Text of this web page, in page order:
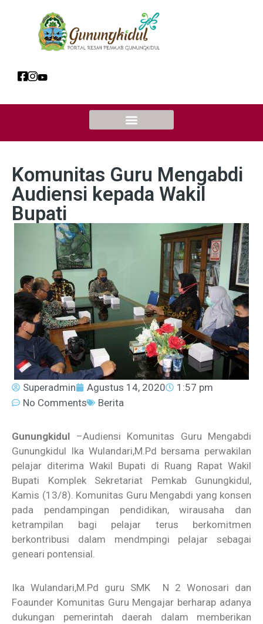
Komunitas Guru Mengabdi
Audiensi kepada Wakil
Bupati
Superadmin Agustus 14, 2020
1:57 pm
No Comments
Berita
Gunungkidul –Audiensi Komunitas Guru Mengabdi
Gunungkidul Ika Wulandari,M.Pd bersama perwakilan
pelajar diterima Wakil Bupati di Ruang Rapat Wakil
Bupati Komplek Sekretariat Pemkab Gunungkidul,
Kamis (13/8). Komunitas Guru Mengabdi yang konsen
pada pendampingan pendidikan, wirausaha dan
ketrampilan bagi pelajar terus berkomitmen
berkontribusi dalam mendmpingi pelajar sebagai
geneari pontensial.
Ika Wulandari,M.Pd guru SMK N 2 Wonosari dan
Foaunder Komunitas Guru Mengajar berharap adanya
dukungan pemerintah daerah dalam memberikan